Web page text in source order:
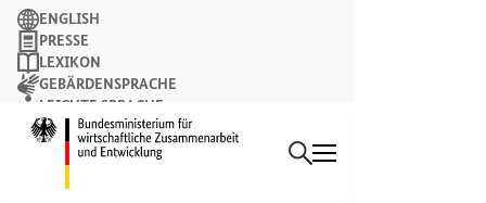
Suchbegriff
Suchen
ENGLISH
PRESSE
LEXIKON
GEBÄRDENSPRACHE
LEICHTE SPRACHE
NEWSLETTER
Aktuelles